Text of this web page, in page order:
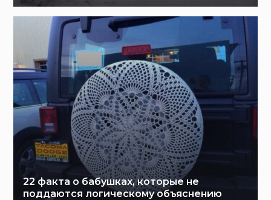
22 факта о бабушках, которые не
поддаются логическому объяснению